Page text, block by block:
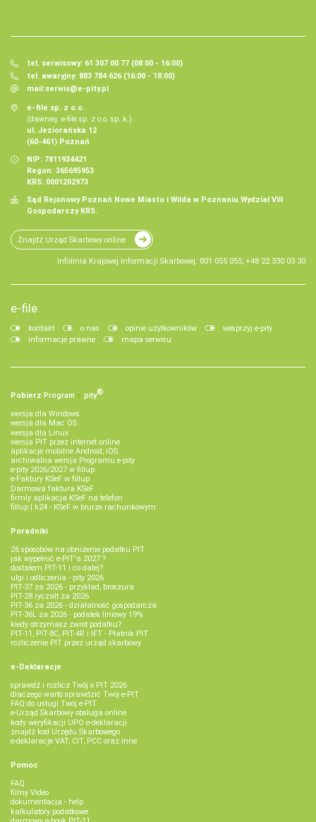
tel. serwisowy: 61 307 00 77 (08:00 - 16:00)
tel. awaryjny: 883 784 626 (16:00 - 18:00)
mail:serwis@e-pity.pl
e-file sp. z o.o.
(dawniej: e-file sp. z o.o. sp. k.)
ul. Jeziorańska 12
(60-461) Poznań
NIP: 7811934421
Regon: 365695953
KRS: 0001202973
Sąd Rejonowy Poznań Nowe Miasto i Wilda w Poznaniu Wydział VIII
Gospodarczy KRS.
Znajdź Urząd Skarbowy online
Infolinia Krajowej Informacji Skarbowej: 801 055 055, +48 22 330 03 30
e-file
kontakt o nas opinie użytkowników
wesprzyj e-pity
informacje prawne
mapa serwisu
Pobierz Program e‑pity®
wersja dla Windows
wersja dla Mac OS
wersja dla Linux
wersja PIT przez internet online
aplikacje mobilne Android, iOS
archiwalna wersja Programu e-pity
e-pity 2026/2027 w fillup
e‑Faktury KSeF w fillup
Darmowa faktura KSeF
firmly aplikacja KSeF na telefon
fillup | k24 - KSeF w biurze rachunkowym
Poradniki
26 sposobów na obniżenie podatku PIT
jak wypełnić e-PIT'a 2027 ?
dostałem PIT-11 i co dalej?
ulgi i odliczenia - pity 2026
PIT-37 za 2026 - przykład, broszura
PIT-28 ryczałt za 2026
PIT-36 za 2026 - działalność gospodarcza
PIT-36L za 2026 - podatek liniowy 19%
kiedy otrzymasz zwrot podatku?
PIT-11, PIT-8C, PIT-4R i IFT - Płatnik PIT
rozliczenie PIT przez urząd skarbowy
e-Deklaracje
sprawdź i rozlicz Twój e PIT 2026
dlaczego warto sprawdzić Twój e-PIT
FAQ do usługi Twój e-PIT
e-Urząd Skarbowy obsługa online
kody weryfikacji UPO e-deklaracji
znajdź kod Urzędu Skarbowego
e-deklaracje VAT, CIT, PCC oraz inne
Pomoc
FAQ
filmy Video
dokumentacja - help
kalkulatory podatkowe